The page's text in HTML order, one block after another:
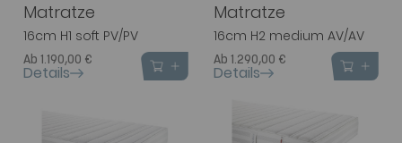
Matratze
16cm H1 soft PV/PV
Ab 1.190,00 €
Details
Matratze
16cm H2 medium AV/AV
Ab 1.290,00 €
Details